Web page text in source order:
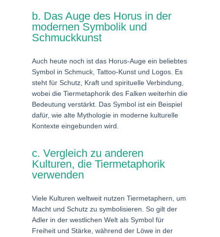
b. Das Auge des Horus in der
modernen Symbolik und
Schmuckkunst
Auch heute noch ist das Horus-Auge ein beliebtes
Symbol in Schmuck, Tattoo-Kunst und Logos. Es
steht für Schutz, Kraft und spirituelle Verbindung,
wobei die Tiermetaphorik des Falken weiterhin die
Bedeutung verstärkt. Das Symbol ist ein Beispiel
dafür, wie alte Mythologie in moderne kulturelle
Kontexte eingebunden wird.
c. Vergleich zu anderen
Kulturen, die Tiermetaphorik
verwenden
Viele Kulturen weltweit nutzen Tiermetaphern, um
Macht und Schutz zu symbolisieren. So gilt der
Adler in der westlichen Welt als Symbol für
Freiheit und Stärke, während der Löwe in der